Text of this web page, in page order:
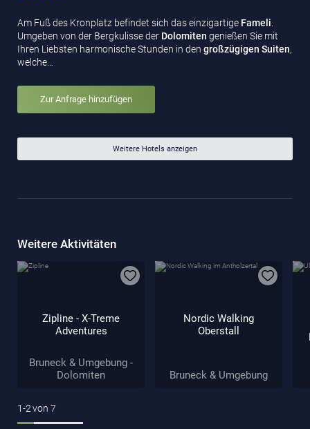
Am Fuß des Kronplatz befindet sich das einzigartige Fameli.
Umgeben von der Bergkulisse der Dolomiten genießen Sie mit
Ihren Liebsten harmonische Stunden in den großzügigen Suiten,
welche…
Zur Anfrage hinzufügen
Weitere Hotels anzeigen
Weitere Aktivitäten
Zipline - X-Treme
Adventures
Bruneck & Umgebung -
Dolomiten
Nordic Walking
Oberstall
Bruneck & Umgebung
1-2von 7